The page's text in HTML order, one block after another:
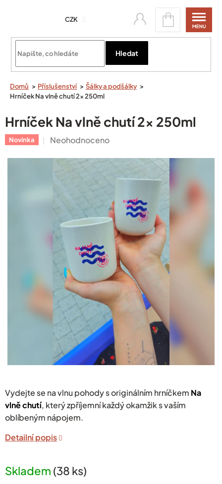
CZK
Hledat
Nákupní
košík
Domů Příslušenství
Šálky a podšálky
Hrníček Na vlně chutí 2x 250ml
Hrníček Na vlně chutí 2x 250ml
Novinka
Průměrné
produktu
hvězdiček.
Neohodnoceno
Skladem (38 ks)
Vydejte se na vlnu pohody s originálním hrníčkem Na
vlně chutí, který zpříjemní každý okamžik s vaším
oblíbeným nápojem.